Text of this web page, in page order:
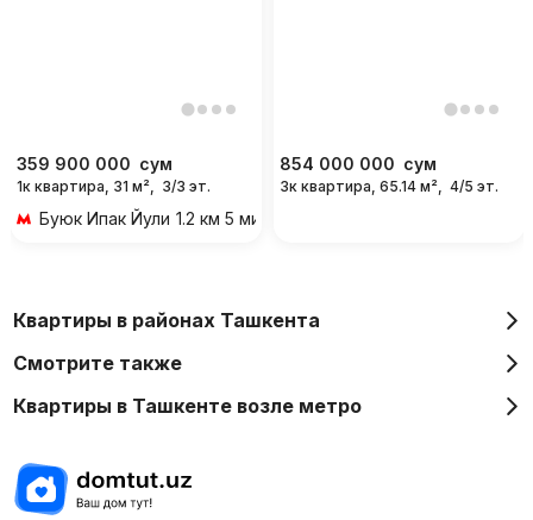
359 900 000 сум
1к квартира, 31 м², 3/3 эт.
Буюк Ипак Йули 1.2 км 5 мин на транспорте
854 000 000 сум
3к квартира, 65.14 м², 4/5 эт.
Квартиры в районах Ташкента
Смотрите также
Квартиры в Ташкенте возле метро